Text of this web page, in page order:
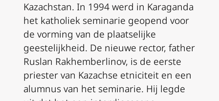
Kazachstan. In 1994 werd in Karaganda
het katholiek seminarie geopend voor
de vorming van de plaatselijke
geestelijkheid. De nieuwe rector, father
Ruslan Rakhemberlinov, is de eerste
priester van Kazachse etniciteit en een
alumnus van het seminarie. Hij legde